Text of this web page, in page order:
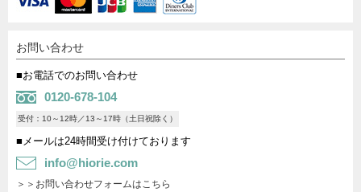
お問い合わせ
■お電話でのお問い合わせ
0120-678-104
受付：10～12時／13～17時（土日祝除く）
■メールは24時間受け付けております
info@hiorie.com
＞＞お問い合わせフォームはこちら